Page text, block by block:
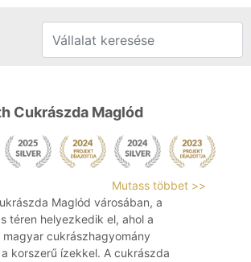
Cukrászda Maglód
Mutass többet >>
Maglód városában, a
téren helyezkedik el, ahol a
magyar cukrászhagyomány
korszerű ízekkel. A cukrászda